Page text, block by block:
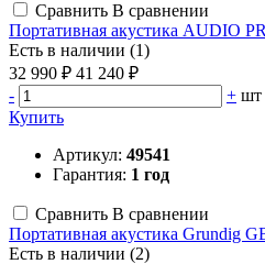
Сравнить В сравнении
Портативная акустика AUDIO
Есть в наличии (1)
32 990 ₽ 41 240 ₽
-
+ шт
Купить
Артикул: 49541
Гарантия: 1 год
Сравнить В сравнении
Портативная акустика Grundig
Есть в наличии (2)